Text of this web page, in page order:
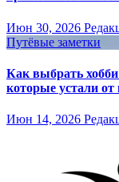
Июн 30, 2026
Путёвые заметки
Как выбрать
которые устали от
Июн 14, 2026